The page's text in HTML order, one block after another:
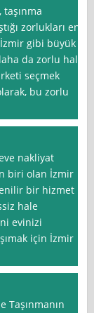
zorlukları en
gibi büyük
da zorlu hale
seçmek
bu zorlu
nakliyat
biri olan İzmir
bir hizmet
hale
evinizi
için İzmir
Taşınmanın